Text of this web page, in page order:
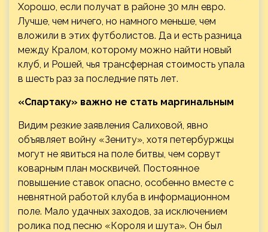
Хорошо, если получат в районе 30 млн евро.
Лучше, чем ничего, но намного меньше, чем
вложили в этих футболистов. Да и есть разница
между Кралом, которому можно найти новый
клуб, и Рошей, чья трансферная стоимость упала
в шесть раз за последние пять лет.
«Спартаку» важно не стать маргинальным
Видим резкие заявления Салиховой, явно
объявляет войну «Зениту», хотя петербуржцы
могут не явиться на поле битвы, чем сорвут
коварным план москвичей. Постоянное
повышение ставок опасно, особенно вместе с
невнятной работой клуба в информационном
поле. Мало удачных заходов, за исключением
ролика под песню «Короля и шута». Он был